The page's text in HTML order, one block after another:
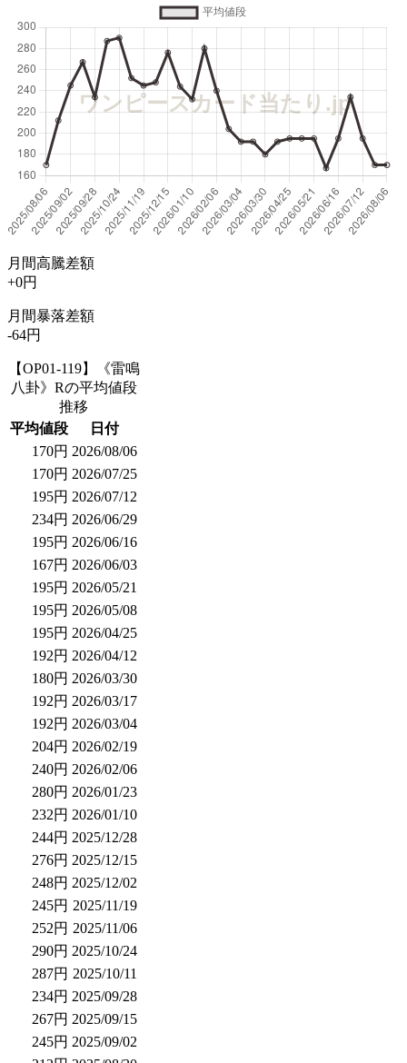
月間高騰差額
+0円
月間暴落差額
-64円
【OP01-119】《雷鳴
八卦》Rの平均値段
推移
平均値段
日付
170円 2026/08/06
170円 2026/07/25
195円 2026/07/12
234円 2026/06/29
195円 2026/06/16
167円 2026/06/03
195円 2026/05/21
195円 2026/05/08
195円 2026/04/25
192円 2026/04/12
180円 2026/03/30
192円 2026/03/17
192円 2026/03/04
204円 2026/02/19
240円 2026/02/06
280円 2026/01/23
232円 2026/01/10
244円 2025/12/28
276円 2025/12/15
248円 2025/12/02
245円 2025/11/19
252円 2025/11/06
290円 2025/10/24
287円 2025/10/11
234円 2025/09/28
267円 2025/09/15
245円 2025/09/02